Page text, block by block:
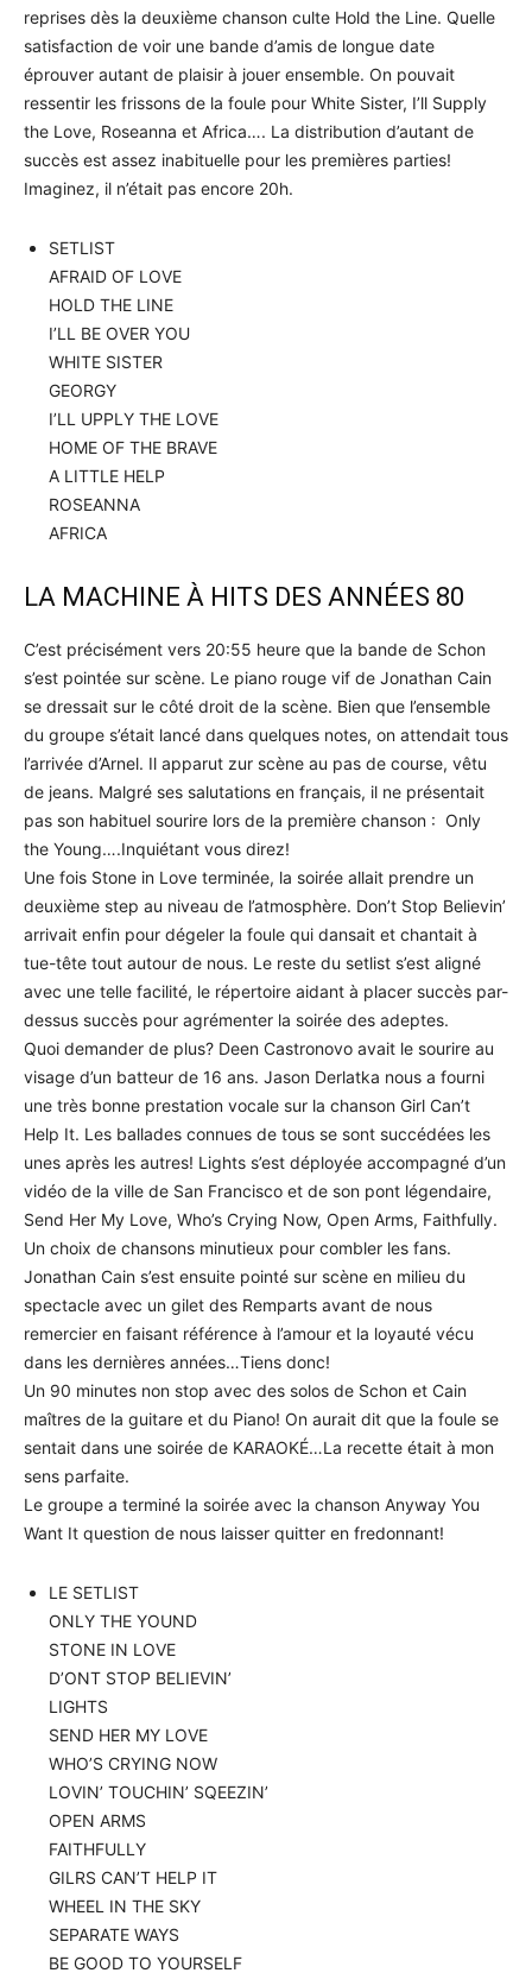
reprises dès la deuxième chanson culte Hold the Line. Quelle
satisfaction de voir une bande d’amis de longue date
éprouver autant de plaisir à jouer ensemble. On pouvait
ressentir les frissons de la foule pour White Sister, I’ll Supply
the Love, Roseanna et Africa…. La distribution d’autant de
succès est assez inabituelle pour les premières parties!
Imaginez, il n’était pas encore 20h.
SETLIST
AFRAID OF LOVE
HOLD THE LINE
I’LL BE OVER YOU
WHITE SISTER
GEORGY
I’LL UPPLY THE LOVE
HOME OF THE BRAVE
A LITTLE HELP
ROSEANNA
AFRICA
LA MACHINE À HITS DES ANNÉES 80
C’est précisément vers 20:55 heure que la bande de Schon
s’est pointée sur scène. Le piano rouge vif de Jonathan Cain
se dressait sur le côté droit de la scène. Bien que l’ensemble
du groupe s’était lancé dans quelques notes, on attendait tous
l’arrivée d’Arnel. Il apparut zur scène au pas de course, vêtu
de jeans. Malgré ses salutations en français, il ne présentait
pas son habituel sourire lors de la première chanson : Only
the Young….Inquiétant vous direz!
Une fois Stone in Love terminée, la soirée allait prendre un
deuxième step au niveau de l’atmosphère. Don’t Stop Believin’
arrivait enfin pour dégeler la foule qui dansait et chantait à
tue-tête tout autour de nous. Le reste du setlist s’est aligné
avec une telle facilité, le répertoire aidant à placer succès par-
dessus succès pour agrémenter la soirée des adeptes.
Quoi demander de plus? Deen Castronovo avait le sourire au
visage d’un batteur de 16 ans. Jason Derlatka nous a fourni
une très bonne prestation vocale sur la chanson Girl Can’t
Help It. Les ballades connues de tous se sont succédées les
unes après les autres! Lights s’est déployée accompagné d’un
vidéo de la ville de San Francisco et de son pont légendaire,
Send Her My Love, Who’s Crying Now, Open Arms, Faithfully.
Un choix de chansons minutieux pour combler les fans.
Jonathan Cain s’est ensuite pointé sur scène en milieu du
spectacle avec un gilet des Remparts avant de nous
remercier en faisant référence à l’amour et la loyauté vécu
dans les dernières années…Tiens donc!
Un 90 minutes non stop avec des solos de Schon et Cain
maîtres de la guitare et du Piano! On aurait dit que la foule se
sentait dans une soirée de KARAOKÉ…La recette était à mon
sens parfaite.
Le groupe a terminé la soirée avec la chanson Anyway You
Want It question de nous laisser quitter en fredonnant!
LE SETLIST
ONLY THE YOUND
STONE IN LOVE
D’ONT STOP BELIEVIN’
LIGHTS
SEND HER MY LOVE
WHO’S CRYING NOW
LOVIN’ TOUCHIN’ SQEEZIN’
OPEN ARMS
FAITHFULLY
GILRS CAN’T HELP IT
WHEEL IN THE SKY
SEPARATE WAYS
BE GOOD TO YOURSELF